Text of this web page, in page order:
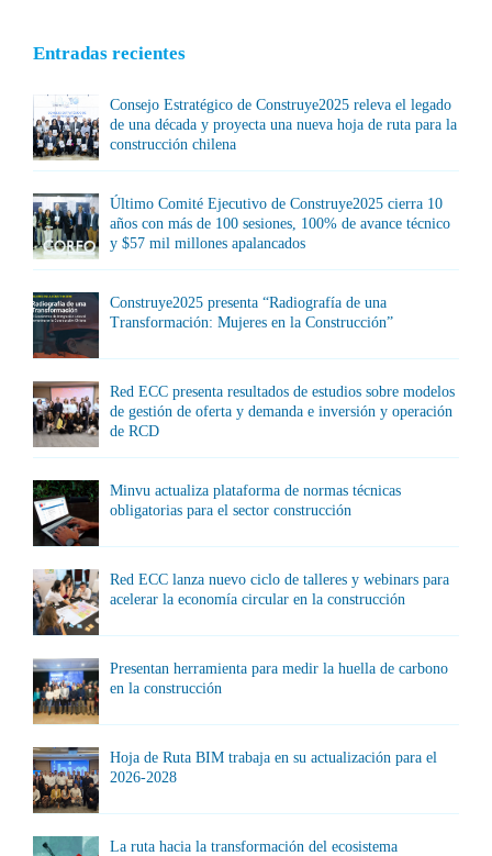
Entradas recientes
Consejo Estratégico de Construye2025 releva el legado
de una década y proyecta una nueva hoja de ruta para la
construcción chilena
Último Comité Ejecutivo de Construye2025 cierra 10
años con más de 100 sesiones, 100% de avance técnico
y $57 mil millones apalancados
Construye2025 presenta “Radiografía de una
Transformación: Mujeres en la Construcción”
Red ECC presenta resultados de estudios sobre modelos
de gestión de oferta y demanda e inversión y operación
de RCD
Minvu actualiza plataforma de normas técnicas
obligatorias para el sector construcción
Red ECC lanza nuevo ciclo de talleres y webinars para
acelerar la economía circular en la construcción
Presentan herramienta para medir la huella de carbono
en la construcción
Hoja de Ruta BIM trabaja en su actualización para el
2026-2028
La ruta hacia la transformación del ecosistema